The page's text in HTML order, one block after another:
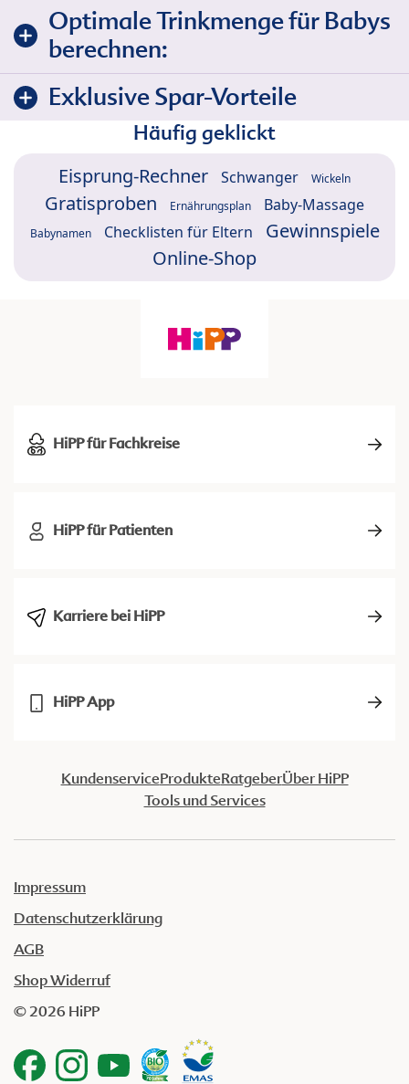
Optimale Trinkmenge für Babys
berechnen:
Exklusive Spar-Vorteile
Häufig geklickt
Eisprung-Rechner Schwanger Wickeln
Gratisproben Ernährungsplan Baby-Massage
Babynamen Checklisten für Eltern
Gewinnspiele
Online-Shop
HiPP für Fachkreise
HiPP für Patienten
Karriere bei HiPP
HiPP App
KundenserviceProdukteRatgeberÜber HiPP
Tools und Services
Impressum
Datenschutzerklärung
AGB
Shop Widerruf
© 2026 HiPP